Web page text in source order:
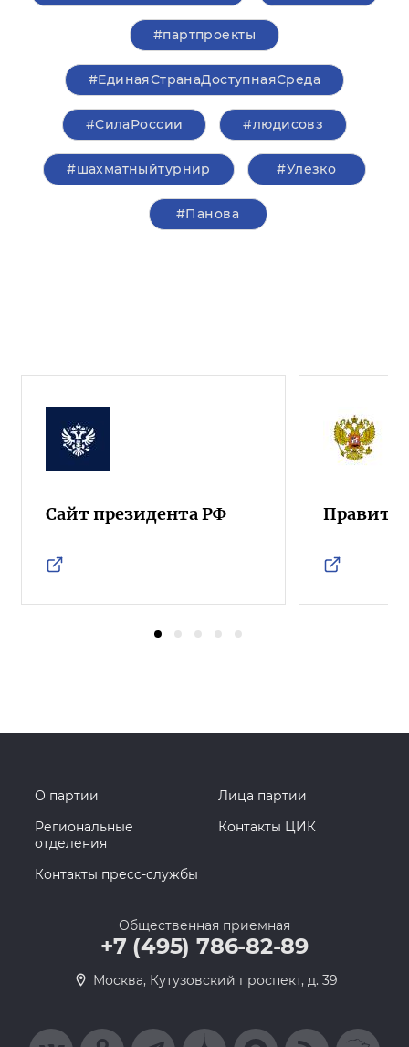
#партпроекты
#ЕдинаяСтранаДоступнаяСреда
#СилаРоссии #людисовз
#шахматныйтурнир #Улезко
#Панова
Сайт президента РФ
О партии
Лица партии
Региональные
отделения
Контакты ЦИК
Контакты пресс-службы
Общественная приемная
+7 (495) 786-82-89
Москва, Кутузовский проспект, д. 39